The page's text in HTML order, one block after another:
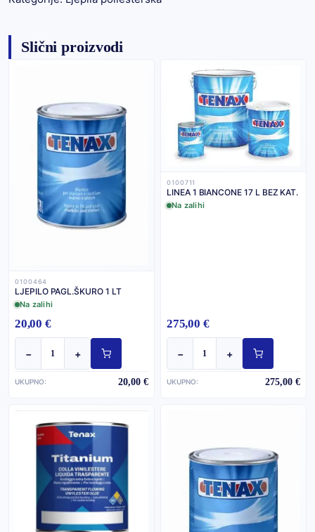
Slični proizvodi
0100464
LJEPILO PAGL.ŠKURO 1 LT
Na zalihi
20,00 €
− +
UKUPNO: 20,00 €
0100711
LINEA 1 BIANCONE 17 L BEZ KAT.
Na zalihi
275,00 €
− +
UKUPNO: 275,00 €